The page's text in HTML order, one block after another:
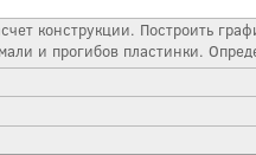
конструкции. Построить
и прогибов пластинки.